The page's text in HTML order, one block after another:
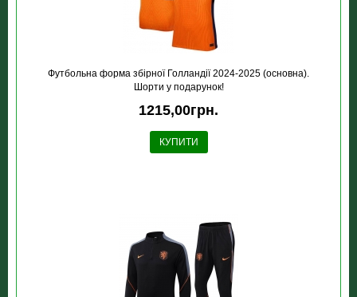
Футбольна форма збірної Голландії 2024-2025 (основна).
Шорти у подарунок!
1215,00грн.
КУПИТИ